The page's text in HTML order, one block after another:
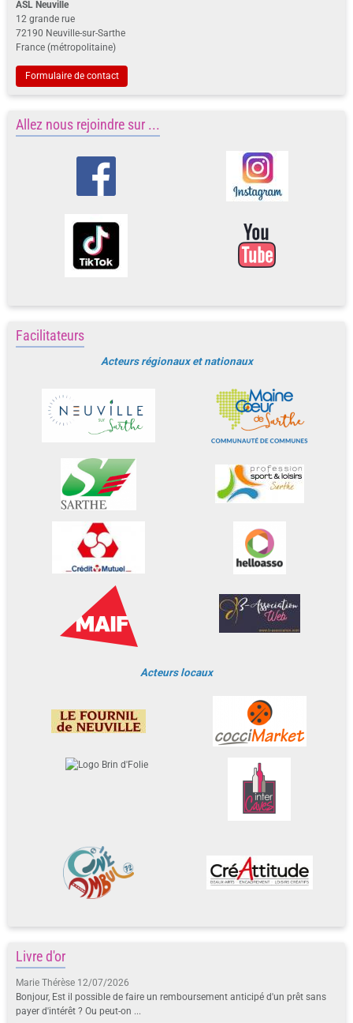
ASL Neuville
12 grande rue
72190 Neuville-sur-Sarthe
France (métropolitaine)
Formulaire de contact
Allez nous rejoindre sur ...
Facilitateurs
Acteurs régionaux et nationaux
Acteurs locaux
Livre d'or
Marie Thérèse 12/07/2026
Bonjour, Est il possible de faire un remboursement anticipé d'un prêt sans
payer d'intérêt ? Ou peut-on ...